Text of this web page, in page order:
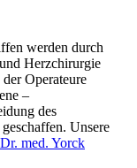
werden durch
Herzchirurgie
Operateure
–
des
Unsere
Dr. med. Yorck